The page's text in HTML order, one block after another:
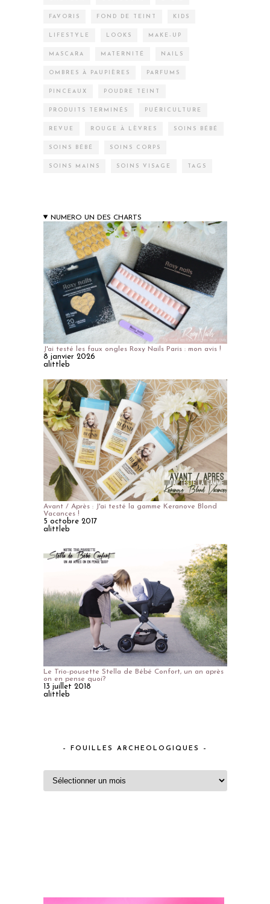
FAVORIS FOND DE TEINT KIDS
LIFESTYLE LOOKS MAKE-UP
MASCARA MATERNITÉ NAILS
OMBRES À PAUPIÈRES PARFUMS
PINCEAUX POUDRE TEINT
PRODUITS TERMINÉS PUÉRICULTURE
REVUE ROUGE À LÈVRES SOINS BÉBÉ
SOINS BÉBÉ SOINS CORPS
SOINS MAINS SOINS VISAGE TAGS
NUMERO UN DES CHARTS
J'ai testé les faux ongles Roxy Nails Paris : mon avis !
8 janvier 2026
alittleb
Avant / Après : J'ai testé la gamme Keranove Blond
Vacances !
5 octobre 2017
alittleb
Le Trio-pousette Stella de Bébé Confort, un an après
on en pense quoi?
13 juillet 2018
alittleb
– FOUILLES ARCHEOLOGIQUES –